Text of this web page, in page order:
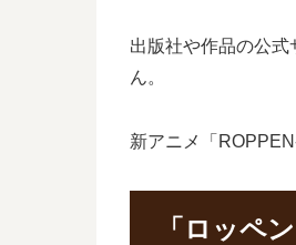
出版社や作品の公
ん。
新アニメ「
「ロッペ